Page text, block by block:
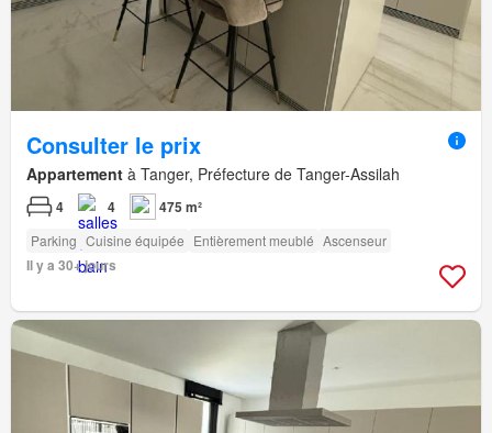
Consulter le prix
Appartement à Tanger, Préfecture de Tanger-Assilah
4 4 475 m²
Parking Cuisine équipée Entièrement meublé Ascenseur
Il y a 30+ jours